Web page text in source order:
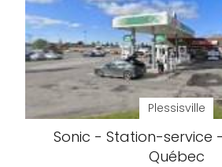
Plessisville
Sonic - Station-service -
Québec